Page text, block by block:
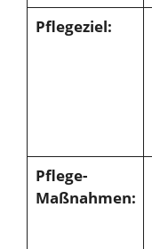
Pflegeziel:
Pflege-
Maßnahmen: